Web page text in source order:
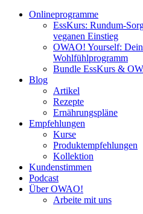
Onlineprogramme
EssKurs: Rundum-
veganen Einstieg
OWAO! Yourself:
Wohlfühlprogramm
Bundle EssKurs &
Blog
Artikel
Rezepte
Ernährungspläne
Empfehlungen
Kurse
Produktempfehlungen
Kollektion
Kundenstimmen
Podcast
Über OWAO!
Arbeite mit uns